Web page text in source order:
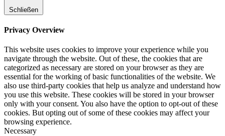
Schließen
Privacy Overview
This website uses cookies to improve your experience while you
navigate through the website. Out of these, the cookies that are
categorized as necessary are stored on your browser as they are
essential for the working of basic functionalities of the website. We
also use third-party cookies that help us analyze and understand how
you use this website. These cookies will be stored in your browser
only with your consent. You also have the option to opt-out of these
cookies. But opting out of some of these cookies may affect your
browsing experience.
Necessary